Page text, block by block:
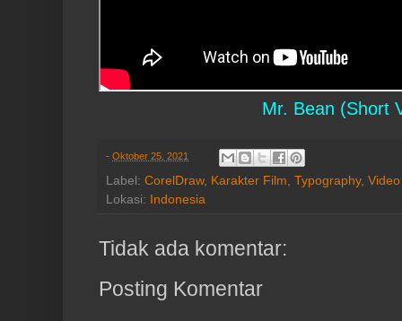
Mr. Bean (Short
- Oktober 25, 2021
Label: CorelDraw, Karakter Film Typography, Video
Lokasi: Indonesia
Tidak ada komentar:
Posting Komentar